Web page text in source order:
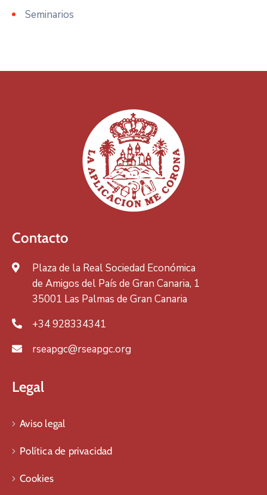
Seminarios
Contacto
Plaza de la Real Sociedad Económica
de Amigos del País de Gran Canaria, 1
35001 Las Palmas de Gran Canaria
+34 928334341
rseapgc@rseapgc.org
Legal
Aviso legal
Política de privacidad
Cookies